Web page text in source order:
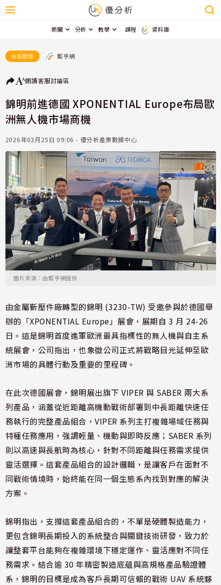
新聞 分析 教學 課程 資料庫
台股動態 鉅亨網
朗讀客服討論區
錦明前進德國 XPONENTIAL Europe布局歐
洲無人機市場商機
2026年03月25日 09:06 - 優分析產業數據中心
圖片來源：由鉅亨網提供
由金屬斳壓件廠轉型的錦明 (3230-TW) 受邀參與於德國舉
辦的「XPONENTIAL Europe」展會，展期自 3 月 24-26
日。這是錦明首度進軍歐洲最具指標性的無人機與自主系
統展會，公司指出，也象徵公司正式將戰略目光延伸至歐
洲市場的具體行動及重要的里程碑。
在此次德國展會，錦明展出旗下 VIPER 與 SABER 兩大系
列產品，涵蓋從近距離高機動戰術部署到中長距離快速任
務執行的完整產品組合，VIPER 系列主打複雜場域任務與
特種任務應用，強調輕量、機動與即時反應；SABER 系列
則以高速與長航時為核心，針對不同距離與任務需求提供
靈活選擇。這套產品組合的設計邏輯，是讓客戶在面對不
同戰術情境時，始終能在同一個生態系內找到對應的解決
方案。
錦明指出，支撐這套產品組合的，不單是硬體製造能力，
更包含錦明長期投入的系統整合與關鍵技術研發，致力於
讓整套平台能夠在複雜環境下穩定運作、靈活應對不同任
務需求。結合逾 30 年精密製造底蘊與高規格產品驗證體
系，錦明的目標是成為客戶長期可信賴的戰術 UAV 系統夥